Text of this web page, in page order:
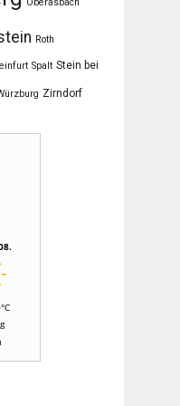
Oberasbach
Roth
Spalt Stein bei
Zirndorf